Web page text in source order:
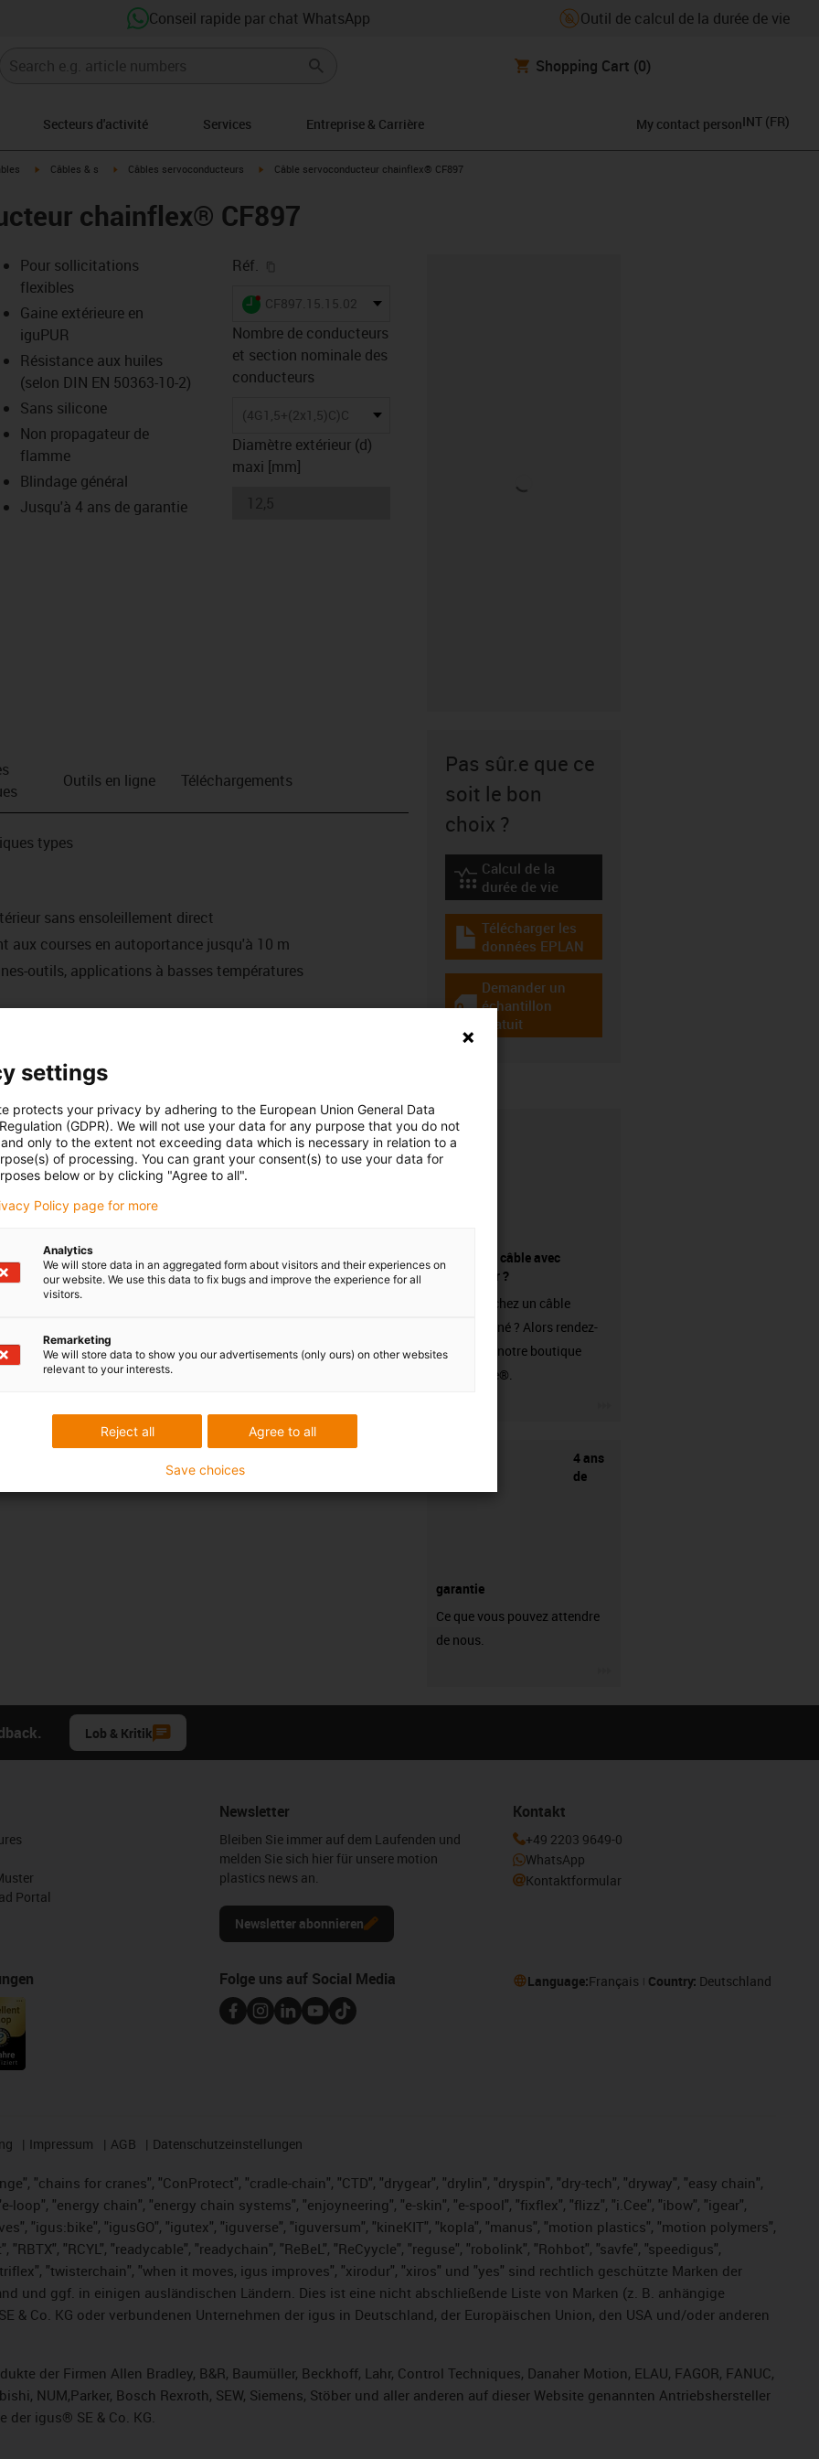
Conseil rapide par chat WhatsApp Outil de calcul de la durée de vie
Shopping Cart (0)
Secteurs d'activité Services Entreprise & Carrière My contact personINT (FR)
igus-icon-arrow-right
Câbles & s igus-icon-arrow-right
Câbles servoconducteurs igus-icon-arrow-right
Câble servoconducteur chainflex® CF897
chainflex® CF897
icon-lupe
icon-lupe
Pour sollicitations
flexibles
Gaine extérieure en
iguPUR
Résistance aux huiles
(selon DIN EN 50363-10-2)
Sans silicone
Non propagateur de
flamme
Blindage général
Jusqu'à 4 ans de garantie
Réf.
igus-icon-lieferzeit-dot
CF897.15.15.02.01
Nombre de conducteurs
et section nominale des
conducteurs
(4G1,5+(2x1,5)C)C
Diamètre extérieur (d)
maxi [mm]
Outils en ligne Téléchargements
types
sans ensoleillement direct
aux courses en autoportance jusqu'à 10 m
outils, applications à basses températures
selon les conditions de garantie
million
R mini R mini R mini
x d] [facteur x d] [facteur x d]
17,5
17,5 18,5
19,5
Utilisez la fonction calcul de la durée de vie sur cette
Pas sûr.e que ce
soit le bon
choix ?
igus-icon-lebensdauerrechner
Calcul de la
durée de vie
igus-icon-download-plan
Télécharger les
données EPLAN
igus-icon-gratismuster
Demander un
échantillon
gratuit
Acheter un câble avec
connecteur ?
Vous cherchez un câble
confectionné ? Alors rendez-
vous dans notre boutique
readycable®.
4 ans
de
garantie
Ce que vous pouvez attendre
de nous.
Lob & Kritik
Portal
Newsletter
Bleiben Sie immer auf dem Laufenden und
melden Sie sich hier für unsere motion
plastics news an.
Newsletter abonnieren
Kontakt
+49 2203 9649-0
WhatsApp
Kontaktformular
Folge uns auf Social Media Language:Français Country: Deutschland
Impressum AGB Datenschutzeinstellungen
"chains for cranes", "ConProtect", "cradle-chain", "CTD", "drygear", "drylin", "dryspin", "dry-tech", "dryway", "easy chain",
loop", "energy chain", "energy chain systems", "enjoyneering", "e-skin", "e-spool", "fixflex", "flizz", "i.Cee", "ibow", "igear",
"igus:bike", "igusGO", "igutex", "iguverse", "iguversum", "kineKIT", "kopla", "manus", "motion plastics", "motion polymers",
"RCYL", "readycable", "readychain", "ReBeL", "ReCyycle", "reguse", "robolink", "Rohbot", "savfe", "speedigus",
"twisterchain", "when it moves, igus improves", "xirodur", "xiros" und "yes" sind rechtlich geschützte Marken der
und ggf. in einigen ausländischen Ländern. Dies ist eine nicht abschließende Liste von Marken (z. B. anhängige
& Co. KG oder verbundenen Unternehmen der igus in Deutschland, der Europäischen Union, den USA und/oder anderen
der Firmen Allen Bradley, B&R, Baumüller, Beckhoff, Lahr, Control Techniques, Danaher Motion, ELAU, FAGOR, FANUC,
NUM,Parker, Bosch Rexroth, SEW, Siemens, Stöber und aller anderen auf dieser Website genannten Antriebshersteller
igus® SE & Co. KG.
settings
protects your privacy by adhering to the European Union General Data
(GDPR). We will not use your data for any purpose that you do not
only to the extent not exceeding data which is necessary in relation to a
of processing. You can grant your consent(s) to use your data for
below or by clicking "Agree to all".
Policy page for more
Analytics
We will store data in an aggregated form about visitors and their experiences on
our website. We use this data to fix bugs and improve the experience for all
visitors.
Remarketing
We will store data to show you our advertisements (only ours) on other websites
relevant to your interests.
Agree to all
Reject all
Save choices